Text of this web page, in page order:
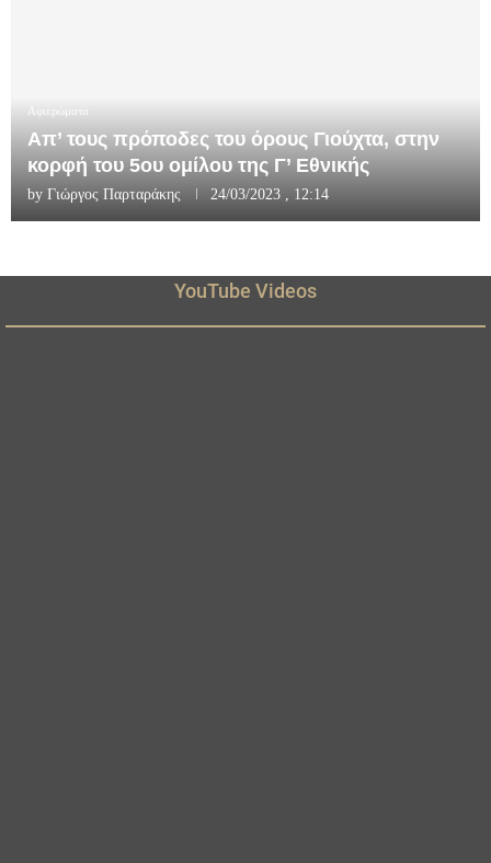
Αφιερώματα
Απ’ τους πρόποδες του όρους Γιούχτα, στην
κορφή του 5ου ομίλου της Γ’ Εθνικής
by Γιώργος Παρταράκης 24/03/2023 , 12:14
YouTube Videos